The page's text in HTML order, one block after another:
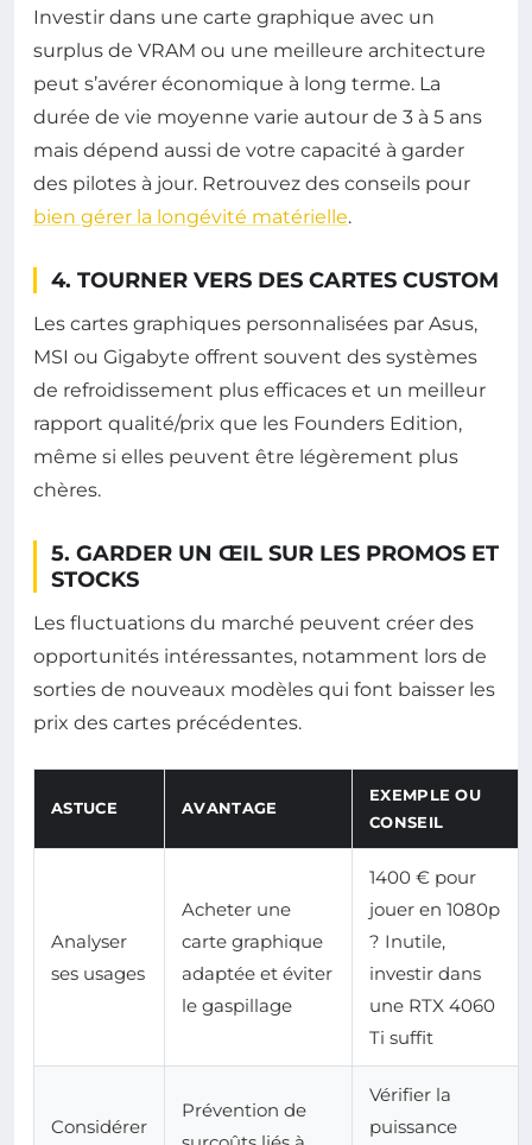
Investir dans une carte graphique avec un
surplus de VRAM ou une meilleure architecture
peut s’avérer économique à long terme. La
durée de vie moyenne varie autour de 3 à 5 ans
mais dépend aussi de votre capacité à garder
des pilotes à jour. Retrouvez des conseils pour
bien gérer la longévité matérielle.
4. TOURNER VERS DES CARTES CUSTOM
Les cartes graphiques personnalisées par Asus,
MSI ou Gigabyte offrent souvent des systèmes
de refroidissement plus efficaces et un meilleur
rapport qualité/prix que les Founders Edition,
même si elles peuvent être légèrement plus
chères.
5. GARDER UN ŒIL SUR LES PROMOS ET
STOCKS
Les fluctuations du marché peuvent créer des
opportunités intéressantes, notamment lors de
sorties de nouveaux modèles qui font baisser les
prix des cartes précédentes.
ASTUCE AVANTAGE
EXEMPLE OU
CONSEIL
Analyser
ses usages
Acheter une
carte graphique
adaptée et éviter
le gaspillage
1400 € pour
jouer en 1080p
? Inutile,
investir dans
une RTX 4060
Ti suffit
Considérer
Prévention de
Vérifier la
puissance